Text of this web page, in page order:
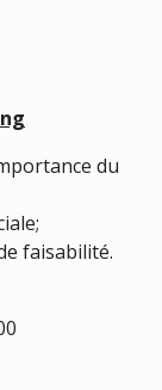
du
faisabilité.